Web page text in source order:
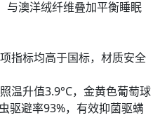
与澳洋绒纤维叠加平衡睡眠
指标均高于国标，材质安全
温升值3.9°C，金黄色葡萄球
驱避率93%，有效抑菌驱螨